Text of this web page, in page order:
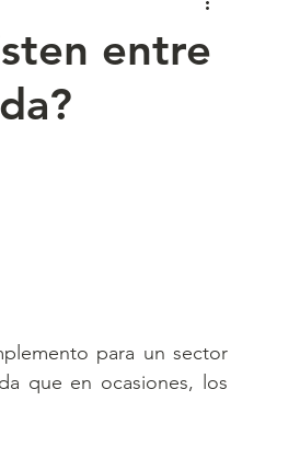
entre
para un sector
que en ocasiones, los